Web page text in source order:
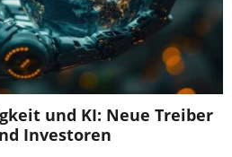
und KI: Neue Treiber
Investoren